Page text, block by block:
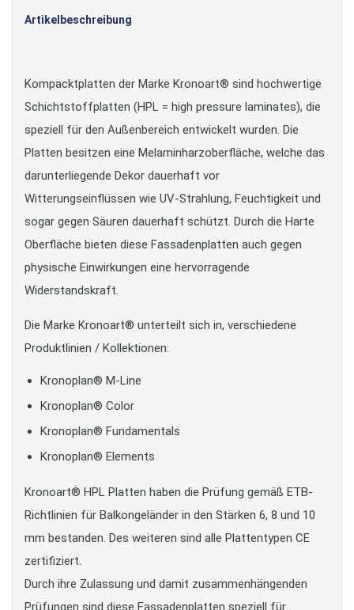
Artikelbeschreibung
Kompacktplatten der Marke Kronoart® sind hochwertige
Schichtstoffplatten (HPL = high pressure laminates), die
speziell für den Außenbereich entwickelt wurden. Die
Platten besitzen eine Melaminharzoberfläche, welche das
darunterliegende Dekor dauerhaft vor
Witterungseinflüssen wie UV-Strahlung, Feuchtigkeit und
sogar gegen Säuren dauerhaft schützt. Durch die Harte
Oberfläche bieten diese Fassadenplatten auch gegen
physische Einwirkungen eine hervorragende
Widerstandskraft.
Die Marke Kronoart® unterteilt sich in, verschiedene
Produktlinien / Kollektionen:
Kronoplan® M-Line
Kronoplan® Color
Kronoplan® Fundamentals
Kronoplan® Elements
Kronoart® HPL Platten haben die Prüfung gemäß ETB-
Richtlinien für Balkongeländer in den Stärken 6, 8 und 10
mm bestanden. Des weiteren sind alle Plattentypen CE
zertifiziert.
Durch ihre Zulassung und damit zusammenhängenden
Prüfungen sind diese Fassadenplatten speziell für